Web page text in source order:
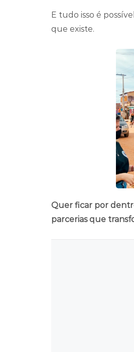
E tudo isso é
que existe.
Quer ficar por
parcerias que